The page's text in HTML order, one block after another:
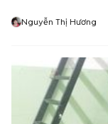
Nguyễn Thị Hương